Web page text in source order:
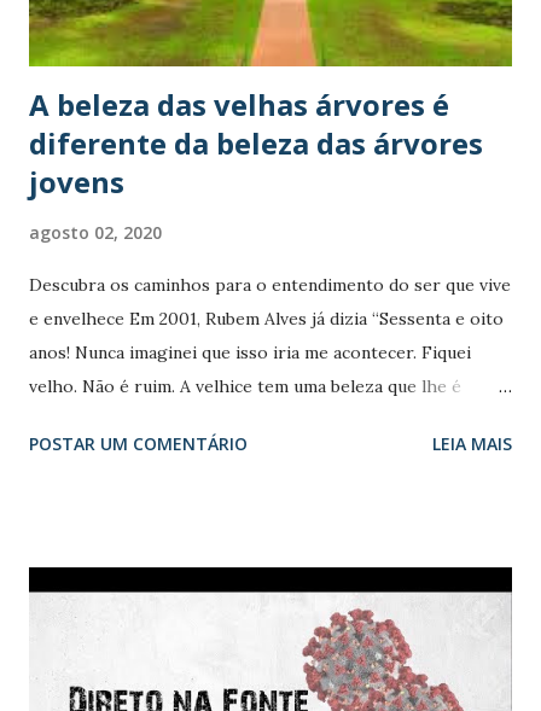
mesmo foi o tal do ego, a gente vai descobrindo que não...
A beleza das velhas árvores é
diferente da beleza das árvores
jovens
agosto 02, 2020
Descubra os caminhos para o entendimento do ser que vive
e envelhece Em 2001, Rubem Alves já dizia “Sessenta e oito
anos! Nunca imaginei que isso iria me acontecer. Fiquei
velho. Não é ruim. A velhice tem uma beleza que lhe é
das árvores jovens. Triste é quando as velhas árvores,
Árvores Olha estas velhas árvores, mais belas Do que as
árvores novas, mais amigas: Tanto mais belas quanto mais
antigas, Vencedoras da idade e das procelas… O homem, a
fera, e o inseto, à sombra delas Vivem, livres de fomes e
POSTAR UM COMENTÁRIO LEIA MAIS